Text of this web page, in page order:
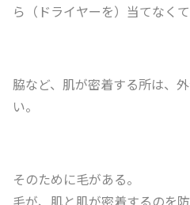
ら（ドライヤーを）当てなくて
脇など、肌が密着する所は、
い。
そのために毛がある。
毛が、肌と肌が密着するのを防